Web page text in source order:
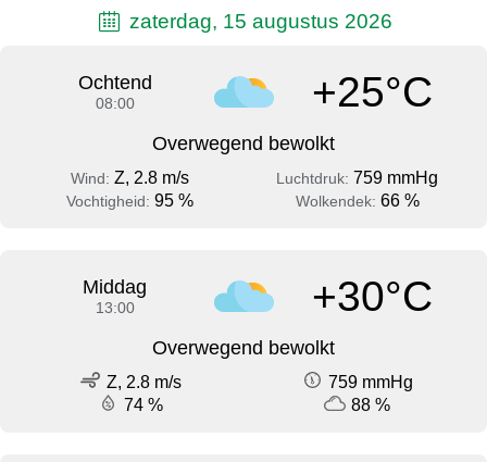
zaterdag, 15 augustus 2026
Ochtend
08:00 +25°C
Overwegend bewolkt
Wind: Z, 2.8 m/s Luchtdruk: 759 mmHg
Vochtigheid: 95 % Wolkendek: 66 %
Middag
13:00 +30°C
Overwegend bewolkt
Z, 2.8 m/s
759 mmHg
74 %
88 %